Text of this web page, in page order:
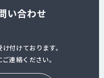
い合わせ
付けております。
連絡ください。